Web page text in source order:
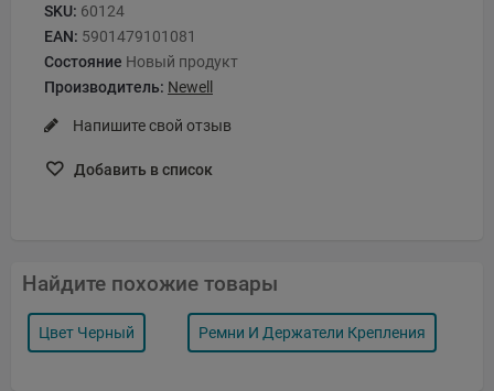
SKU: 60124
EAN: 5901479101081
Состояние Новый продукт
Производитель: Newell
Напишите свой отзыв
Добавить в список
Найдите похожие товары
Цвет Черный Ремни И Держатели Крепления